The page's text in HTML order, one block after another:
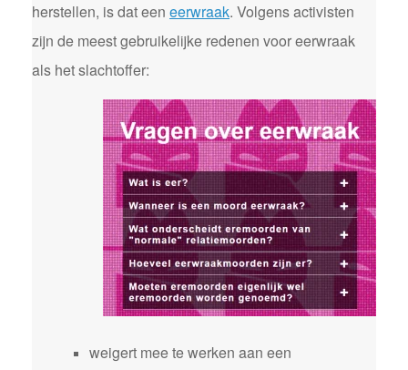
herstellen, is dat een eerwraak. Volgens activisten
zijn de meest gebruikelijke redenen voor eerwraak
als het slachtoffer:
weigert mee te werken aan een